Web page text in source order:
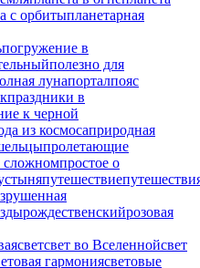
с орбитыпланетарная
погружение в
полезно для
лунапорталпояс
праздники в
к черной
из космосаприродная
пролетающие
сложномпростое о
путешествие
рождественскийрозовая
светсвет во Вселеннойсвет
гармониясветовые